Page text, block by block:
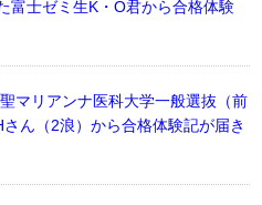
富士ゼミ生K・O君から合格体験
聖マリアンナ医科大学一般選抜（前
ん（2浪）から合格体験記が届き